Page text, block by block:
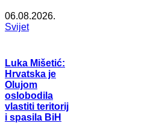
06.08.2026.
Svijet
Luka Mišetić:
Hrvatska je
Olujom
oslobodila
vlastiti teritorij
i spasila BiH